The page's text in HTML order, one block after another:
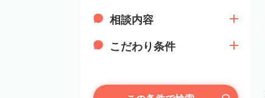
相談内容
こだわり条件